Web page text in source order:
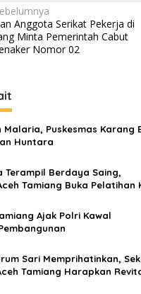
Anggota Serikat Pekerja di
Minta Pemerintah Cabut
Nomor 02
Malaria, Puskesmas Karang
Huntara
Terampil Berdaya Saing,
Tamiang Buka Pelatihan
Ajak Polri Kawal
Sari Memprihatinkan,
Tamiang Harapkan